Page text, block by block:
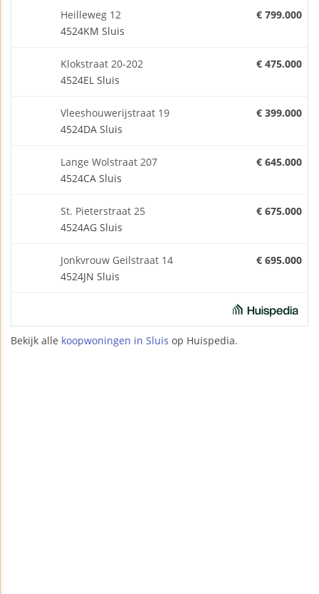
Heilleweg 12
4524KM Sluis
€ 799.000
Klokstraat 20-202
4524EL Sluis
€ 475.000
Vleeshouwerijstraat 19
4524DA Sluis
€ 399.000
Lange Wolstraat 207
4524CA Sluis
€ 645.000
St. Pieterstraat 25
4524AG Sluis
€ 675.000
Jonkvrouw Geilstraat 14
4524JN Sluis
€ 695.000
Bekijk alle koopwoningen in Sluis op Huispedia.